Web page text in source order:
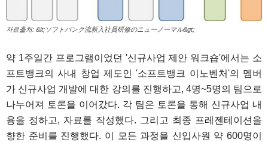
자료출처: &lt;ソフトバンク流新入社員研修のニューノーマル&gt;
약 1주일간 프로그램이었던 '신규사업 제안 워크숍'에서는 소
프트뱅크의 사내 창업 제도인 '소프트뱅크 이노벤처'의 멤버
가 신규사업 개발에 대한 강의를 진행하고, 4명~5명의 팀으로
나누어져 토론을 이어갔다. 각 팀은 토론을 통해 신규사업 내
용을 정하고, 자료를 작성했다. 그리고 최종 프레젠테이션을
향한 준비를 진행했다. 이 모든 과정을 신입사원 약 600명이